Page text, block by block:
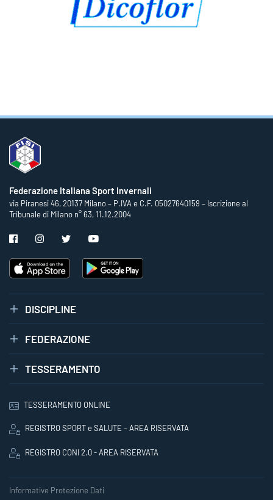
Federazione Italiana Sport Invernali
via Piranesi 46, 20137 Milano – P.IVA e C.F. 05027640159 – Iscrizione al
Tribunale di Milano n° 63, 11.12.2004
DISCIPLINE
FEDERAZIONE
TESSERAMENTO
TESSERAMENTO ONLINE
REGISTRO SPORT e SALUTE – AREA RISERVATA
REGISTRO CONI 2.0 - AREA RISERVATA
Informative Protezione Dati